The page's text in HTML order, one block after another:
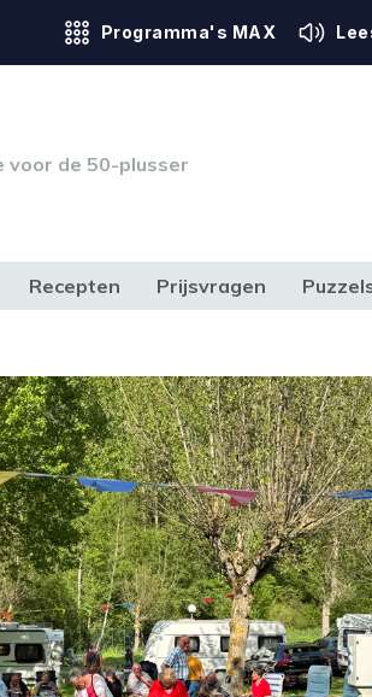
Programma's MAX
voor de 50-plusser
Recepten Prijsvragen